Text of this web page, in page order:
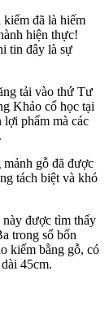
kiếm đã là hiếm
hiện thực!
tin đây là sự
tải vào thứ Tư
Khảo cổ học tại
lợi phẩm mà các
gỗ đã được
tách biệt và khó
được tìm thấy
trong số bốn
kiếm bằng gỗ, có
45cm.